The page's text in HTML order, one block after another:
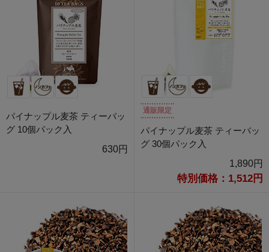
パイナップル麦茶 ティーバッ
グ 10個パック入
630円
通販限定
パイナップル麦茶 ティーバッ
グ 30個パック入
1,890円
特別価格：1,512円